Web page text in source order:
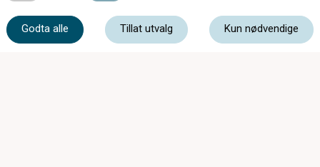
Godta alle Tillat utvalg Kun nødvendige